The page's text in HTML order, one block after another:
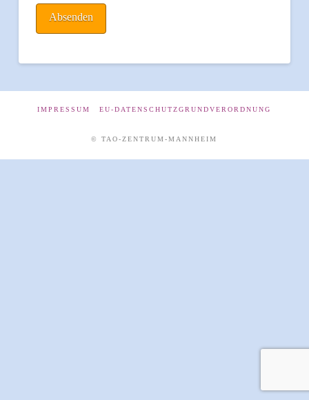
IMPRESSUM EU-DATENSCHUTZGRUNDVERORDNUNG
© TAO-ZENTRUM-MANNHEIM